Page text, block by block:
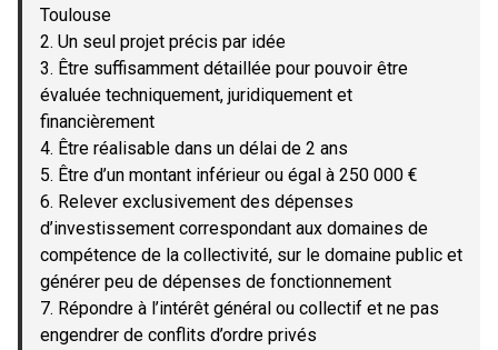
Toulouse
2. Un seul projet précis par idée
3. Être suffisamment détaillée pour pouvoir être
évaluée techniquement, juridiquement et
financièrement
4. Être réalisable dans un délai de 2 ans
5. Être d’un montant inférieur ou égal à 250 000 €
6. Relever exclusivement des dépenses
d’investissement correspondant aux domaines de
compétence de la collectivité, sur le domaine public et
générer peu de dépenses de fonctionnement
7. Répondre à l’intérêt général ou collectif et ne pas
engendrer de conflits d’ordre privés